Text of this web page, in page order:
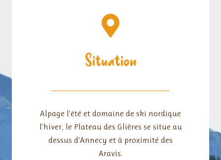
Situation
Alpage l’été et domaine de ski nordique
l’hiver, le Plateau des Glières se situe au
dessus d’Annecy et à proximité des
Aravis.